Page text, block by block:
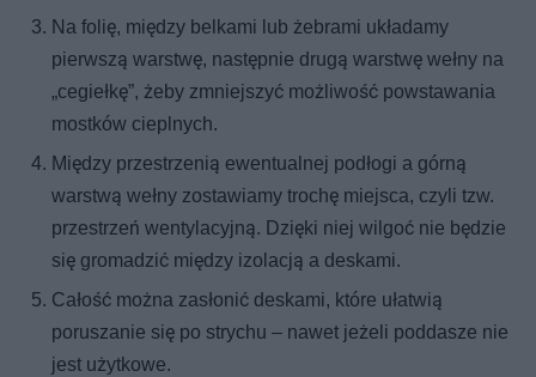
Na folię, między belkami lub żebrami układamy
pierwszą warstwę, następnie drugą warstwę wełny na
„cegiełkę”, żeby zmniejszyć możliwość powstawania
mostków cieplnych.
Między przestrzenią ewentualnej podłogi a górną
warstwą wełny zostawiamy trochę miejsca, czyli tzw.
przestrzeń wentylacyjną. Dzięki niej wilgoć nie będzie
się gromadzić między izolacją a deskami.
Całość można zasłonić deskami, które ułatwią
poruszanie się po strychu – nawet jeżeli poddasze nie
jest użytkowe.